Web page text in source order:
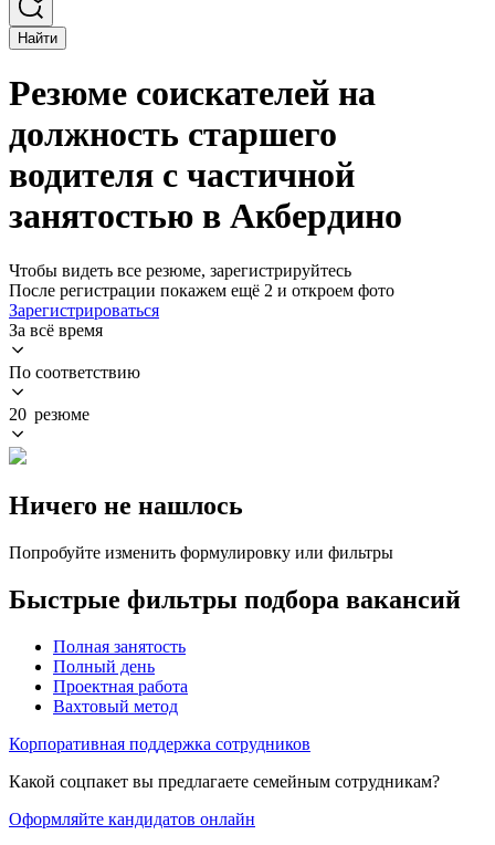
Найти
Резюме соискателей на
должность старшего
водителя с частичной
занятостью в Акбердино
Чтобы видеть все резюме, зарегистрируйтесь
После регистрации покажем ещё 2 и откроем фото
Зарегистрироваться
За всё время
По соответствию
20 резюме
Ничего не нашлось
Попробуйте изменить формулировку или фильтры
Быстрые фильтры подбора вакансий
Полная занятость
Полный день
Проектная работа
Вахтовый метод
Корпоративная поддержка сотрудников
Какой соцпакет вы предлагаете семейным сотрудникам?
Оформляйте кандидатов онлайн